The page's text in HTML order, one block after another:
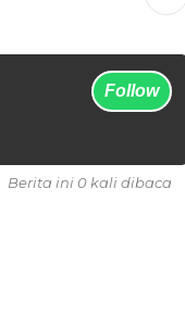
Follow
Berita ini 0 kali dibaca